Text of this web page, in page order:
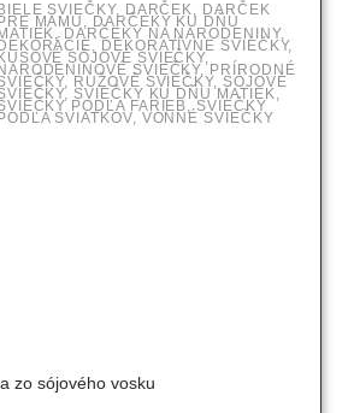
BIELE SVIEČKY, DARČEK, DARČEK
PRE MAMU , DARČEKY KU DŇU
MATIEK, DARČEKY NA NARODENINY,
DEKORÁCIE, DEKORATÍVNE SVIEČKY,
KUSOVÉ SÓJOVÉ SVIEČKY,
NARODENINOVÉ SVIEČKY, PRÍRODNÉ
, RUŽOVÉ SVIEČKY, SÓJOVÉ
, SVIEČKY KU DŇU MATIEK,
PODĽA FARIEB,SVIEČKY
PODĽA SVIATKOV, VONNÉ SVIEČKY
zo sójového vosku